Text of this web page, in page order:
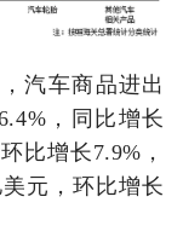
，汽车商品进出
，同比增长
比增长7.9% ，
元，环比增长